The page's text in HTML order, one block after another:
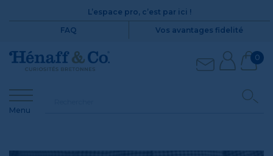
L’espace pro, c’est par ici !
FAQ
Vos avantages fidelité
0
Menu